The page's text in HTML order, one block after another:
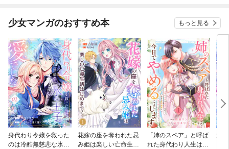
少女マンガのおすすめ本 もっと見る
身代わり令嬢を救った
のは冷酷無慈悲な氷の
花嫁の座を奪われた忌
み姫は楽しい亡命生活
「姉のスペア」と呼ば
れた身代わり人生は、